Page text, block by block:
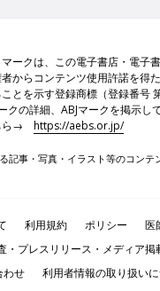
ークは、この電子書店・電子
からコンテンツ使用許諾を得
とを示す登録商標（登録番号
クの詳細、ABJマークを掲示し
ら→https://aebs.or.jp/
記事・写真・イラスト等のコンテ
利用規約 ポリシー
医
・プレスリリース・メディア掲
わせ
利用者情報の取り扱い